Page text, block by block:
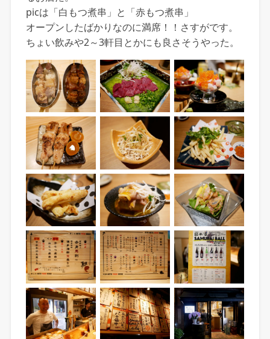
picは「白もつ煮串」と「赤もつ煮串」
オープンしたばかりなのに満席！！さすがです。
ちょい飲みや2～3軒目とかにも良さそうやった。